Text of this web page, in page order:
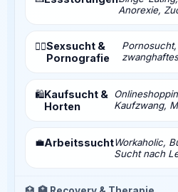
Anorexie,
❤️‍🔥Sexsucht &
Pornografie
🛍️Kaufsucht &
Horten
Kaufzwang,
💼ArbeitssuchtWorkaholic,
Sucht nach